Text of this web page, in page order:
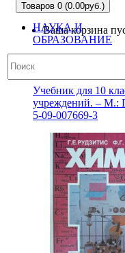
Товаров 0 (0.00руб.)
Ваша корзина
НАУКА И
ОБРАЗОВАНИЕ
Учебник для 10
учреждений. – М.:
5-09-007669-3